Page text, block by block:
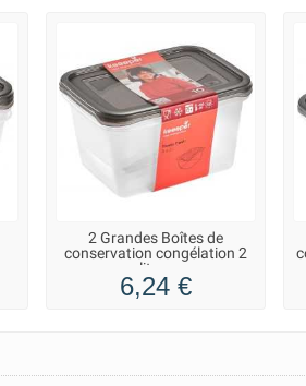
2 Grandes Boîtes de
conservation congélation 2
litres
6,24 €